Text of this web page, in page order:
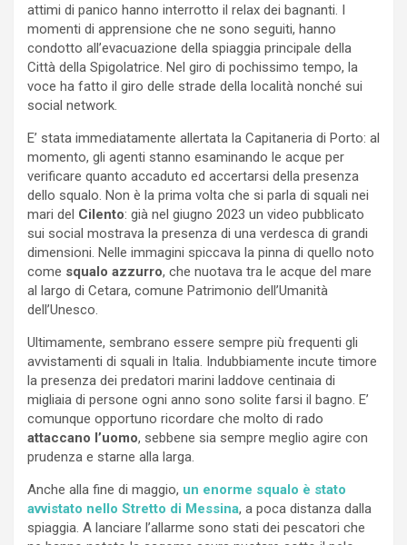
attimi di panico hanno interrotto il relax dei bagnanti. I
momenti di apprensione che ne sono seguiti, hanno
condotto all’evacuazione della spiaggia principale della
Città della Spigolatrice. Nel giro di pochissimo tempo, la
voce ha fatto il giro delle strade della località nonché sui
social network.
E’ stata immediatamente allertata la Capitaneria di Porto: al
momento, gli agenti stanno esaminando le acque per
verificare quanto accaduto ed accertarsi della presenza
dello squalo. Non è la prima volta che si parla di squali nei
mari del Cilento: già nel giugno 2023 un video pubblicato
sui social mostrava la presenza di una verdesca di grandi
dimensioni. Nelle immagini spiccava la pinna di quello noto
come squalo azzurro, che nuotava tra le acque del mare
al largo di Cetara, comune Patrimonio dell’Umanità
dell’Unesco.
Ultimamente, sembrano essere sempre più frequenti gli
avvistamenti di squali in Italia. Indubbiamente incute timore
la presenza dei predatori marini laddove centinaia di
migliaia di persone ogni anno sono solite farsi il bagno. E’
comunque opportuno ricordare che molto di rado
attaccano l’uomo, sebbene sia sempre meglio agire con
prudenza e starne alla larga.
Anche alla fine di maggio, un enorme squalo è stato
avvistato nello Stretto di Messina, a poca distanza dalla
spiaggia. A lanciare l’allarme sono stati dei pescatori che